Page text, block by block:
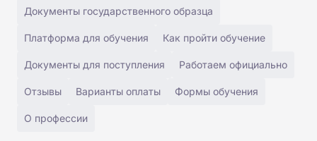
Документы государственного образца
Платформа для обучения Как пройти обучение
Документы для поступления Работаем официально
Отзывы Варианты оплаты Формы обучения
О профессии